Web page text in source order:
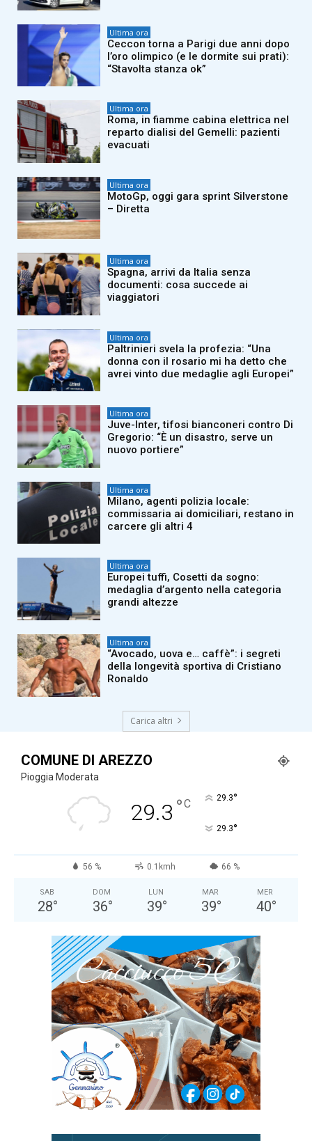
Ultima ora
Ceccon torna a Parigi due anni dopo
l’oro olimpico (e le dormite sui prati):
“Stavolta stanza ok”
Ultima ora
Roma, in fiamme cabina elettrica nel
reparto dialisi del Gemelli: pazienti
evacuati
Ultima ora
MotoGp, oggi gara sprint Silverstone
– Diretta
Ultima ora
Spagna, arrivi da Italia senza
documenti: cosa succede ai
viaggiatori
Ultima ora
Paltrinieri svela la profezia: “Una
donna con il rosario mi ha detto che
avrei vinto due medaglie agli Europei”
Ultima ora
Juve-Inter, tifosi bianconeri contro Di
Gregorio: “È un disastro, serve un
nuovo portiere”
Ultima ora
Milano, agenti polizia locale:
commissaria ai domiciliari, restano in
carcere gli altri 4
Ultima ora
Europei tuffi, Cosetti da sogno:
medaglia d’argento nella categoria
grandi altezze
Ultima ora
“Avocado, uova e… caffè”: i segreti
della longevità sportiva di Cristiano
Ronaldo
Carica altri
COMUNE DI AREZZO
Pioggia Moderata
29.3 °C 29.3°
29.3°
56 % 0.1kmh 66 %
SAB
28°
DOM
36°
LUN
39°
MAR
39°
MER
40°